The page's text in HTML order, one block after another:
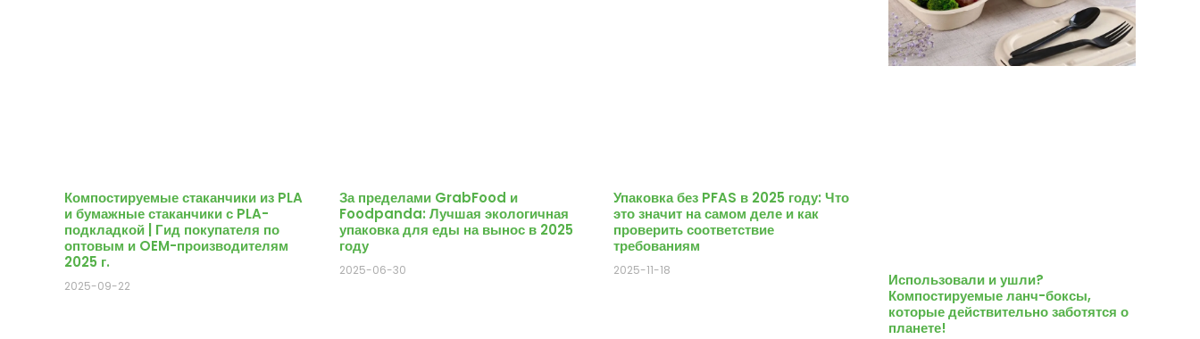
Компостируемые стаканчики из PLA
и бумажные стаканчики с PLA-
подкладкой | Гид покупателя по
оптовым и OEM-производителям
2025 г.
2025-09-22
За пределами GrabFood и
Foodpanda: Лучшая экологичная
упаковка для еды на вынос в 2025
году
2025-06-30
Упаковка без PFAS в 2025 году: Что
это значит на самом деле и как
проверить соответствие
требованиям
2025-11-18
Использовали и ушли?
Компостируемые ланч-боксы,
которые действительно заботятся о
планете!